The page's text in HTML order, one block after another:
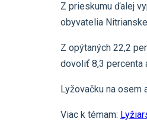
Z prieskumu ďalej
obyvatelia
Z opýtaných 22,2
dovoliť 8,3 percenta
Lyžovačku na
Viac k témam: